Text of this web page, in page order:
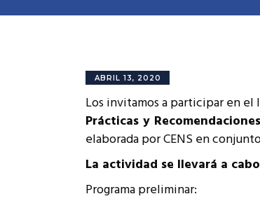
Plan Estratégico
Valores
Historia
Kit de Identidad
Cumplimiento Legal
Cumplimiento Legal
ABRIL 13, 2020
Los invitamos a participar en
Prácticas y
elaborada por CENS en
La actividad se llevará a
Programa preliminar: